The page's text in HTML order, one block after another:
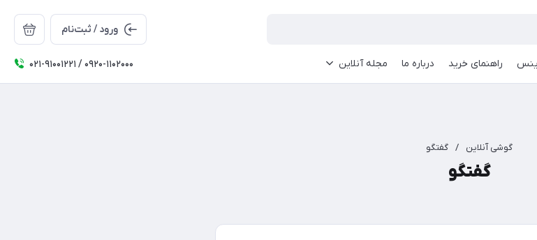
ورود / ثبت‌نام
راهنمای خرید درباره ما مجله آنلاین ۰۲۱-91001221 / 0920-1102000
گوشی آنلاین / گفتگو
گفتگو